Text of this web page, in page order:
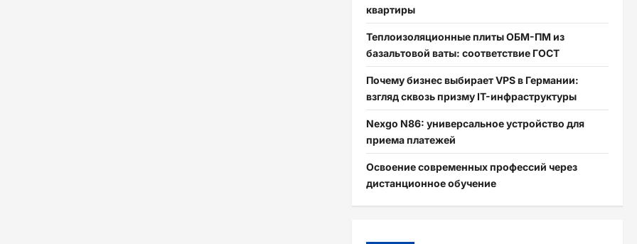
квартиры
Теплоизоляционные плиты ОБМ-ПМ из
базальтовой ваты: соответствие ГОСТ
Почему бизнес выбирает VPS в Германии:
взгляд сквозь призму IT-инфраструктуры
Nexgo N86: универсальное устройство для
приема платежей
Освоение современных профессий через
дистанционное обучение